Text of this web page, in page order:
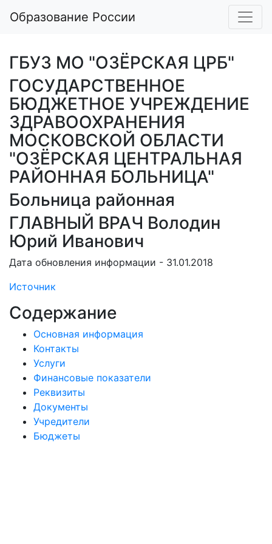
Образование России
ГБУЗ МО "ОЗЁРСКАЯ ЦРБ"
ГОСУДАРСТВЕННОЕ
БЮДЖЕТНОЕ УЧРЕЖДЕНИЕ
ЗДРАВООХРАНЕНИЯ
МОСКОВСКОЙ ОБЛАСТИ
"ОЗЁРСКАЯ ЦЕНТРАЛЬНАЯ
РАЙОННАЯ БОЛЬНИЦА"
Больница районная
ГЛАВНЫЙ ВРАЧ Володин
Юрий Иванович
Дата обновления информации - 31.01.2018
Источник
Содержание
Основная информация
Контакты
Услуги
Финансовые показатели
Реквизиты
Документы
Учредители
Бюджеты